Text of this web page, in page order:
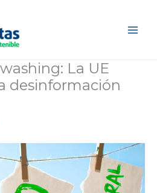
La UE
desinformación